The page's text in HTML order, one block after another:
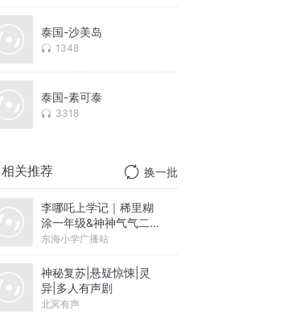
泰国-沙美岛
1348
泰国-素可泰
3318
相关推荐 换一批
李哪吒上学记｜稀里糊
涂一年级&神神气气二年
级
东海小学广播站
神秘复苏|悬疑惊悚|灵
异|多人有声剧
北冥有声